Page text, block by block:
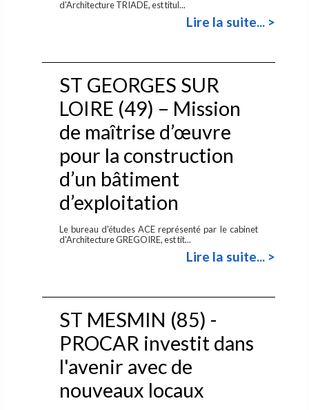
d'Architecture TRIADE, est titul...
Lire la suite... >
ST GEORGES SUR
LOIRE (49) – Mission
de maîtrise d’œuvre
pour la construction
d’un bâtiment
d’exploitation
Le bureau d'études ACE représenté par le cabinet
d'Architecture GREGOIRE, est tit...
Lire la suite... >
ST MESMIN (85) -
PROCAR investit dans
l'avenir avec de
nouveaux locaux